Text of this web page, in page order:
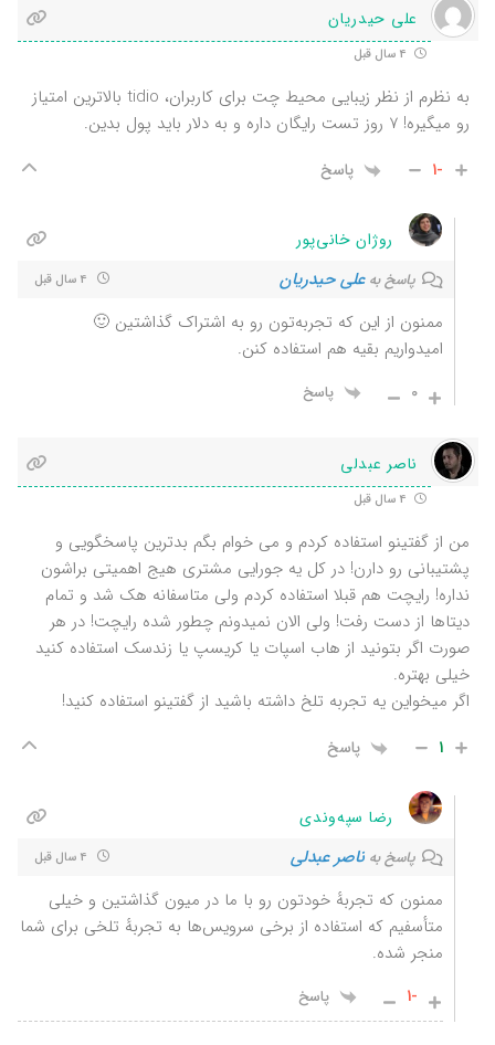
علی حیدریان
به نظرم از نظر زیبایی محیط چت برای کاربران، tidio بالاترین امتیاز
رو میگیره! 7 روز تست رایگان داره و به دلار باید پول بدین.
-1 پاسخ
روژان خانی‌پور
پاسخ بهعلی حیدریان
ممنون از این که تجربه‌تون رو به اشتراک گذاشتین 🙂
امیدواریم بقیه هم استفاده کنن.
0 پاسخ
ناصر عبدلی
من از گفتینو استفاده کردم و می خوام بگم بدترین پاسخگویی و
پشتیبانی رو دارن! در کل یه جورایی مشتری هیج اهمیتی براشون
نداره! رایچت هم قبلا استفاده کردم ولی متاسفانه هک شد و تمام
دیتاها از دست رفت! ولی الان نمیدونم چطور شده رایچت! در هر
صورت اگر بتونید از هاب اسپات یا کریسپ یا زندسک استفاده کنید
خیلی بهتره.
اگر میخواین یه تجربه تلخ داشته باشید از گفتینو استفاده کنید!
1 پاسخ
رضا سپه‌وندی
پاسخ به ناصر عبدلی
ممنون که تجربهٔ خودتون رو با ما در میون گذاشتین و خیلی
متأسفیم که استفاده از برخی سرویس‌ها به تجربهٔ تلخی برای شما
منجر شده.
-1 پاسخ